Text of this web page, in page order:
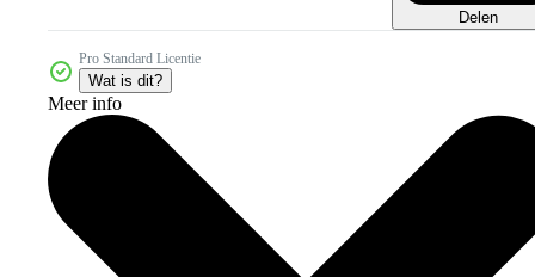
Delen
Pro Standard Licentie
Wat is dit?
Meer info